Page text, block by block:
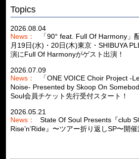
Topics
2026.08.04
News：
「90° feat. Full Of Harmony」
月19日(水)・20日(木)東京・SHIBUYA
演にFull Of Harmonyがゲスト出演！
2026.07.09
News：
「ONE VOICE Choir Project -
Noise- Presented by Skoop On
Soul会員チケット先行受付スタート！
2026.05.21
News：
State Of Soul Presents『club
Rise’n’Ride』〜ツアー折り返しSP〜開催